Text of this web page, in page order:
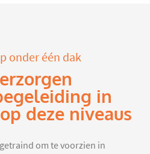
onder één dak
in
deze niveaus
om te voorzien in